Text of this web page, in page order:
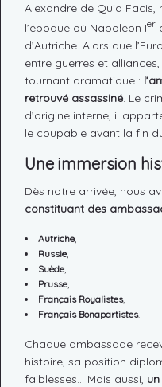
CONTACT
CONNEXION
Alexandre de Quid Facis,
l’époque où Napoléon Ier
d’Autriche. Alors que
entre guerres et
tournant dramatique :
retrouvé assassiné. Le
d’origine interne, il
le coupable avant la fin
Une immersion
Dès notre arrivée, nous
constituant des
Autriche
Russie
Suède
Prusse
Français Royalistes,
Français Bonapartistes.
Chaque ambassade
histoire, sa position
faiblesses… Mais aussi,